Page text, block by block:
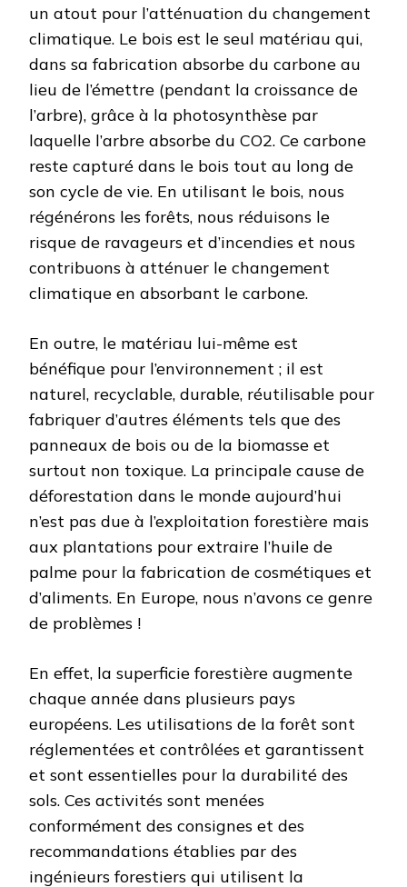
un atout pour l’atténuation du changement
climatique. Le bois est le seul matériau qui,
dans sa fabrication absorbe du carbone au
lieu de l’émettre (pendant la croissance de
l’arbre), grâce à la photosynthèse par
laquelle l’arbre absorbe du CO2. Ce carbone
reste capturé dans le bois tout au long de
son cycle de vie. En utilisant le bois, nous
régénérons les forêts, nous réduisons le
risque de ravageurs et d’incendies et nous
contribuons à atténuer le changement
climatique en absorbant le carbone.
En outre, le matériau lui-même est
bénéfique pour l’environnement ; il est
naturel, recyclable, durable, réutilisable pour
fabriquer d’autres éléments tels que des
panneaux de bois ou de la biomasse et
surtout non toxique. La principale cause de
déforestation dans le monde aujourd’hui
n’est pas due à l’exploitation forestière mais
aux plantations pour extraire l’huile de
palme pour la fabrication de cosmétiques et
d’aliments. En Europe, nous n’avons ce genre
de problèmes !
En effet, la superficie forestière augmente
chaque année dans plusieurs pays
européens. Les utilisations de la forêt sont
réglementées et contrôlées et garantissent
et sont essentielles pour la durabilité des
sols. Ces activités sont menées
conformément des consignes et des
recommandations établies par des
ingénieurs forestiers qui utilisent la